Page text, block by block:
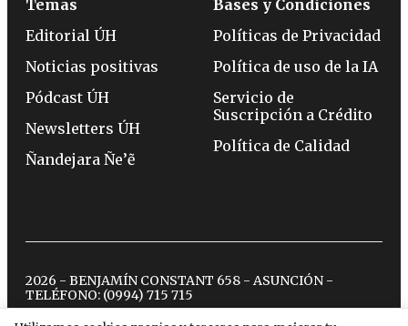
Temas
Editorial ÚH
Noticias positivas
Pódcast ÚH
Newsletters ÚH
Ñandejara Ñe’ẽ
Bases y Condiciones
Políticas de Privacidad
Política de uso de la IA
Servicio de
Suscripción a Crédito
Política de Calidad
2026 - BENJAMÍN CONSTANT 658 - ASUNCIÓN -
TELÉFONO: (0994) 715 715